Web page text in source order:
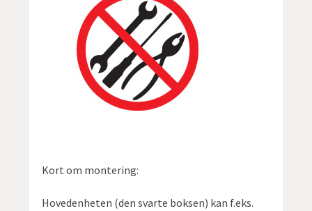
Kort om montering:
Hovedenheten (den svarte boksen) kan f.eks.